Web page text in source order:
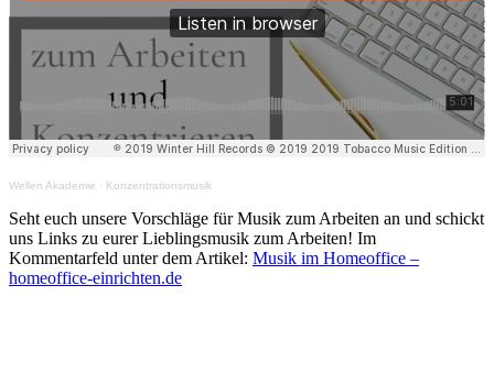
Wellen Akademie · Konzentrationsmusik
Seht euch unsere Vorschläge für Musik zum Arbeiten an und schickt
uns Links zu eurer Lieblingsmusik zum Arbeiten! Im
Kommentarfeld unter dem Artikel: Musik im Homeoffice –
homeoffice-einrichten.de